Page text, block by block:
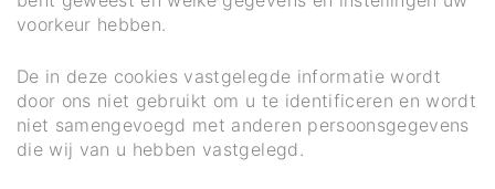
voorkeur hebben.
De in deze cookies vastgelegde informatie wordt
door ons niet gebruikt om u te identificeren en wordt
niet samengevoegd met anderen persoonsgegevens
die wij van u hebben vastgelegd.